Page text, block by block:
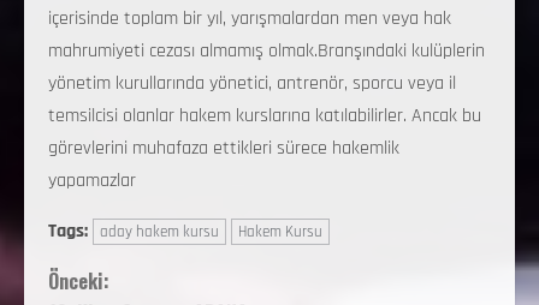
içerisinde toplam bir yıl, yarışmalardan men veya hak
mahrumiyeti cezası almamış olmak.Branşındaki kulüplerin
yönetim kurullarında yönetici, antrenör, sporcu veya il
temsilcisi olanlar hakem kurslarına katılabilirler. Ancak bu
görevlerini muhafaza ettikleri sürece hakemlik
yapamazlar
Tags:
aday hakem kursu Hakem Kursu
Önceki: